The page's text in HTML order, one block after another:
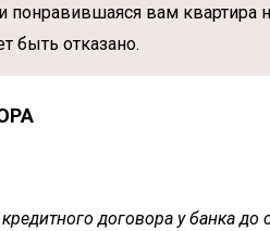
понравившаяся вам
быть отказано.
договора у банка